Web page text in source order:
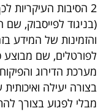
2 הסיבות העיקריות
(בניגוד לפייסבוק,
והזמינות של המידע
לפורטלים, שם מבוצע
מערכת הדירוג
בצורה יעילה
מבלי לפגוע בצורך